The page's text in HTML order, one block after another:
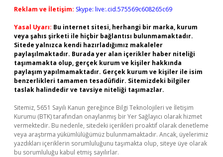
Reklam ve İletişim: Skype: live:.cid.575569c608265c69
Yasal Uyarı: Bu internet sitesi, herhangi bir marka, kurum
veya şahıs şirketi ile hiçbir bağlantısı bulunmamaktadır.
Sitede yalnızca kendi hazırladığımız makaleler
paylaşılmaktadır. Burada yer alan içerikler haber niteliği
taşımamakta olup, gerçek kurum ve kişiler hakkında
paylaşım yapılmamaktadır. Gerçek kurum ve kişiler ile isim
benzerlikleri tamamen tesadüfidir. Sitemizdeki bilgiler
taslak halindedir ve tavsiye niteliği taşımazlar.
Sitemiz, 5651 Sayılı Kanun gereğince Bilgi Teknolojileri ve İletişim
Kurumu (BTK) tarafından onaylanmış bir Yer Sağlayıcı olarak hizmet
vermektedir. Bu nedenle, sitedeki içerikleri proaktif olarak denetleme
veya araştırma yükümlülüğümüz bulunmamaktadır. Ancak, üyelerimiz
yazdıkları içeriklerin sorumluluğunu taşımakta olup, siteye üye olarak
bu sorumluluğu kabul etmiş sayılırlar.